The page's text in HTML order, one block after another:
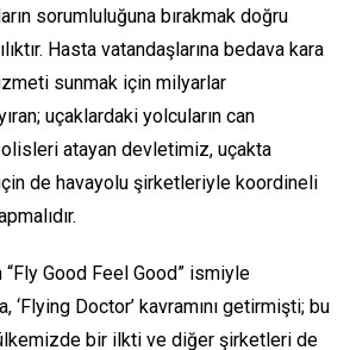
sorumluluğuna bırakmak doğru
Hasta vatandaşlarına bedava kara
sunmak için milyarlar
uçaklardaki yolcuların can
atayan devletimiz, uçakta
de havayolu şirketleriyle koordineli
“Fly Good Feel Good” ismiyle
‘Flying Doctor’ kavramını getirmişti; bu
bir ilkti ve diğer şirketleri de